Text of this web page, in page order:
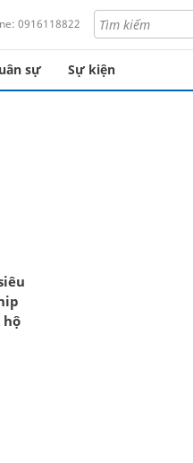
0916118822
sự Sự kiện